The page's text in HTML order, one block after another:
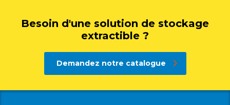
Besoin d'une solution de stockage
extractible ?
Demandez notre catalogue